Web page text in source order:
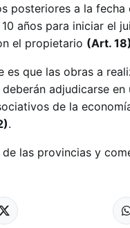
posteriores a la
años para iniciar el
el propietario (Art.
es que las obras a
adjudicarse
de la
.
las provincias y